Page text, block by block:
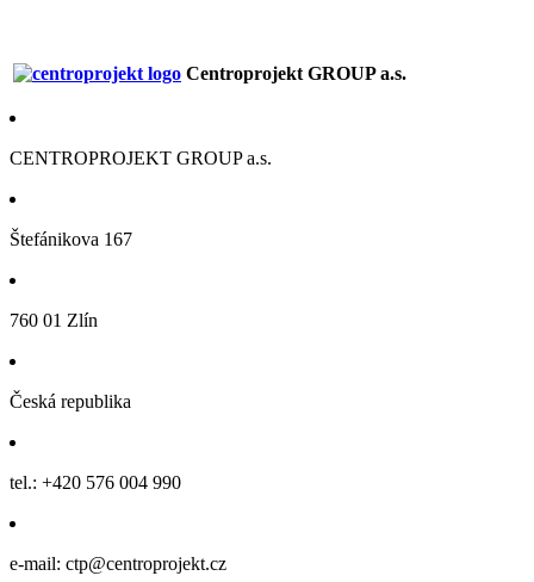
Centroprojekt GROUP a.s.
CENTROPROJEKT GROUP a.s.
Štefánikova 167
760 01 Zlín
Česká republika
tel.: +420 576 004 990
e-mail: ctp@centroprojekt.cz